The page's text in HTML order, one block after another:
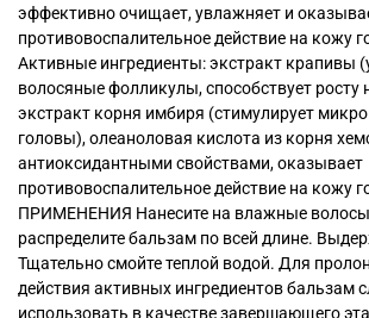
эффективно очищает, увлажняет и
противовоспалительное действие на кожу
Активные ингредиенты: экстракт крапивы
волосяные фолликулы, способствует росту
экстракт корня имбиря (стимулирует
головы), олеаноловая кислота из корня
антиоксидантными свойствами, оказывает
противовоспалительное действие на
ПРИМЕНЕНИЯ Нанесите на влажные
распределите бальзам по всей длине.
Тщательно смойте теплой водой. Для
действия активных ингредиентов бальзам
использовать в качестве завершающего